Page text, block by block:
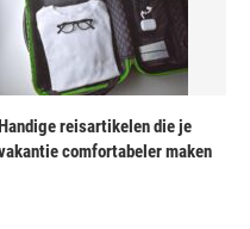
Handige reisartikelen die je
comfortabeler maken